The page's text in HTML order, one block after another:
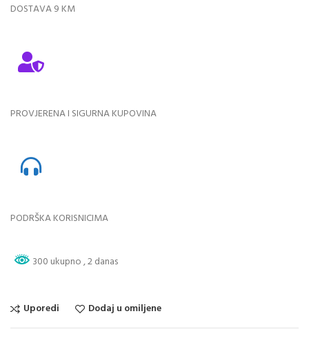
DOSTAVA 9 KM
PROVJERENA I SIGURNA KUPOVINA
PODRŠKA KORISNICIMA
300 ukupno, 2 danas
Uporedi Dodaj u omiljene